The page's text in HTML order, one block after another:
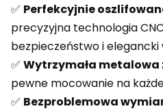
✅ Perfekcyjnie
precyzyjna technologia
bezpieczeństwo i elegancki
✅ Wytrzymała metalowa
pewne mocowanie na
✅ Bezproblemowa